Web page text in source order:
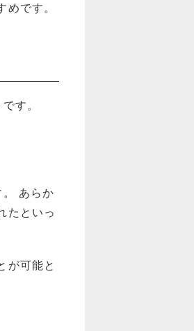
です。
す。
あらか
たといっ
が可能と